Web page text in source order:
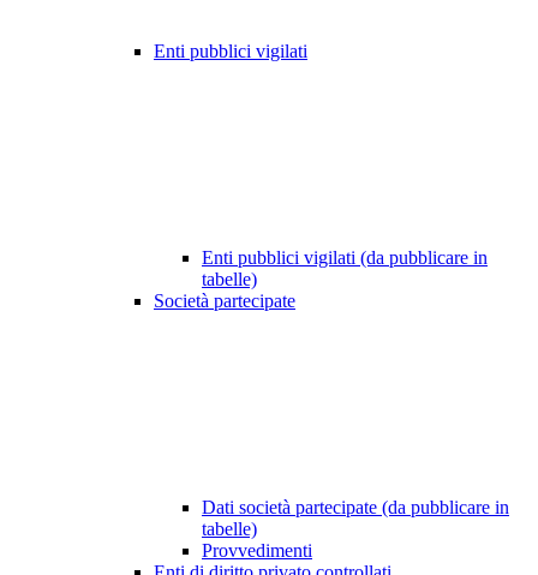
Enti pubblici vigilati
Enti pubblici vigilati (da pubblicare in
tabelle)
Società partecipate
Dati società partecipate (da pubblicare in
tabelle)
Provvedimenti